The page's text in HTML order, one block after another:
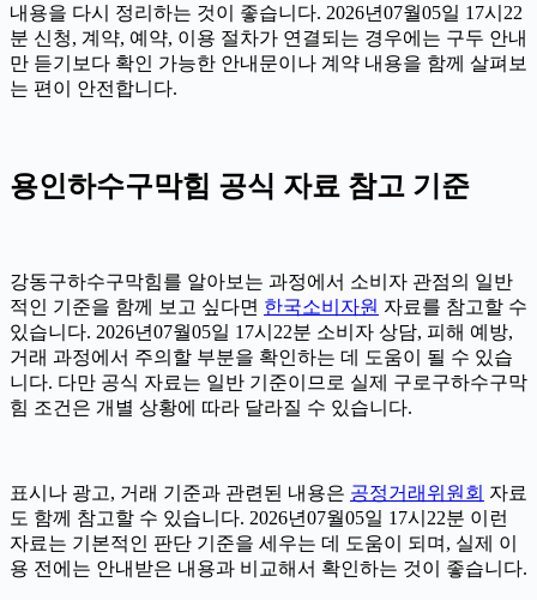
내용을 다시 정리하는 것이 좋습니다. 2026년07월05일 17시22
분 신청, 계약, 예약, 이용 절차가 연결되는 경우에는 구두 안내
만 듣기보다 확인 가능한 안내문이나 계약 내용을 함께 살펴보
는 편이 안전합니다.
용인하수구막힘 공식 자료 참고 기준
강동구하수구막힘를 알아보는 과정에서 소비자 관점의 일반
적인 기준을 함께 보고 싶다면 한국소비자원 자료를 참고할 수
있습니다. 2026년07월05일 17시22분 소비자 상담, 피해 예방,
거래 과정에서 주의할 부분을 확인하는 데 도움이 될 수 있습
니다. 다만 공식 자료는 일반 기준이므로 실제 구로구하수구막
힘 조건은 개별 상황에 따라 달라질 수 있습니다.
표시나 광고, 거래 기준과 관련된 내용은 공정거래위원회 자료
도 함께 참고할 수 있습니다. 2026년07월05일 17시22분 이런
자료는 기본적인 판단 기준을 세우는 데 도움이 되며, 실제 이
용 전에는 안내받은 내용과 비교해서 확인하는 것이 좋습니다.